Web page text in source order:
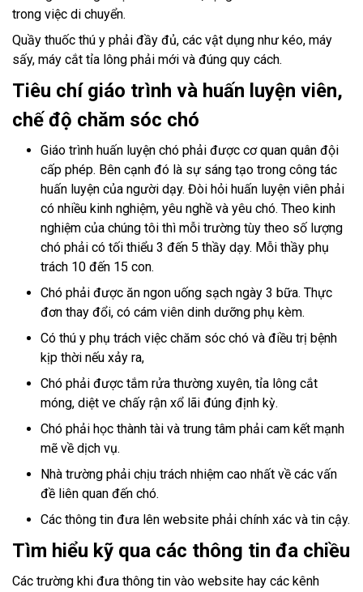
trong việc di chuyển.
Quầy thuốc thú y phải đầy đủ, các vật dụng như kéo, máy
sấy, máy cắt tỉa lông phải mới và đúng quy cách.
Tiêu chí giáo trình và huấn luyện viên,
chế độ chăm sóc chó
Giáo trình huấn luyện chó phải được cơ quan quân đội
cấp phép. Bên cạnh đó là sự sáng tạo trong công tác
huấn luyện của người dạy. Đòi hỏi huấn luyện viên phải
có nhiều kinh nghiệm, yêu nghề và yêu chó. Theo kinh
nghiệm của chúng tôi thì mỗi trường tùy theo số lượng
chó phải có tối thiểu 3 đến 5 thầy dạy. Mỗi thầy phụ
trách 10 đến 15 con.
Chó phải được ăn ngon uống sạch ngày 3 bữa. Thực
đơn thay đổi, có cám viên dinh dưỡng phụ kèm.
Có thú y phụ trách việc chăm sóc chó và điều trị bệnh
kịp thời nếu xảy ra,
Chó phải được tắm rửa thường xuyên, tỉa lông cắt
móng, diệt ve chấy rận xổ lãi đúng định kỳ.
Chó phải học thành tài và trung tâm phải cam kết mạnh
mẽ về dịch vụ.
Nhà trường phải chịu trách nhiệm cao nhất về các vấn
đề liên quan đến chó.
Các thông tin đưa lên website phải chính xác và tin cậy.
Tìm hiểu kỹ qua các thông tin đa chiều
Các trường khi đưa thông tin vào website hay các kênh